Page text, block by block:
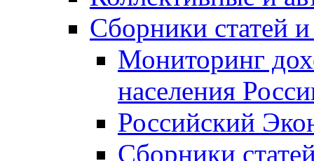
Сборники статей
Мониторинг
населения
Российский
Сборники